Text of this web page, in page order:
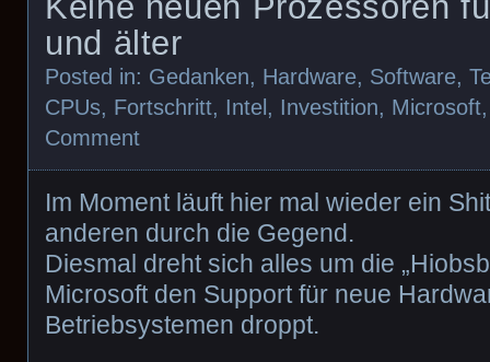
und älter
Posted in: Gedanken, Hardware, Software,
CPUs, Fortschritt, Intel, Investition, Microsoft
Comment
Im Moment läuft hier mal wieder ein
anderen durch die Gegend.
Diesmal dreht sich alles um die
Microsoft den Support für neue
Betriebsystemen droppt.